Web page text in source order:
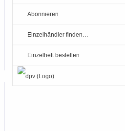
Abonnieren
Einzelhändler finden…
Einzelheft bestellen